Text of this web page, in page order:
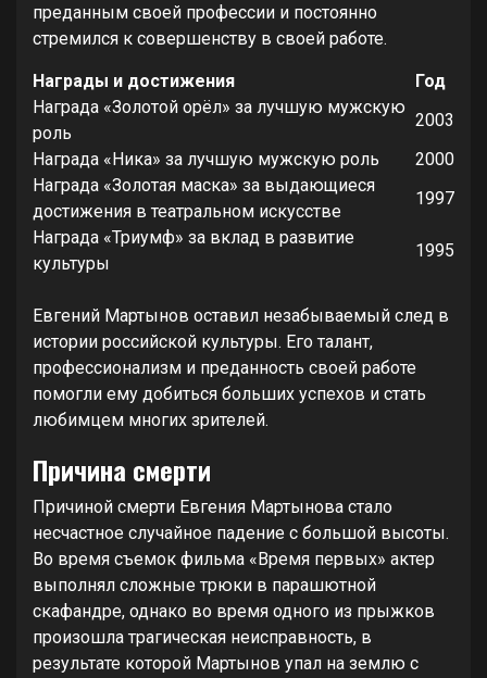
преданным своей профессии и постоянно
стремился к совершенству в своей работе.
Награды и достижения
Год
Награда «Золотой орёл» за лучшую мужскую
роль
2003
Награда «Ника» за лучшую мужскую роль
2000
Награда «Золотая маска» за выдающиеся
достижения в театральном искусстве
1997
Награда «Триумф» за вклад в развитие
культуры
1995
Евгений Мартынов оставил незабываемый след в
истории российской культуры. Его талант,
профессионализм и преданность своей работе
помогли ему добиться больших успехов и стать
любимцем многих зрителей.
Причина смерти
Причиной смерти Евгения Мартынова стало
несчастное случайное падение с большой высоты.
Во время съемок фильма «Время первых» актер
выполнял сложные трюки в парашютной
скафандре, однако во время одного из прыжков
произошла трагическая неисправность, в
результате которой Мартынов упал на землю с